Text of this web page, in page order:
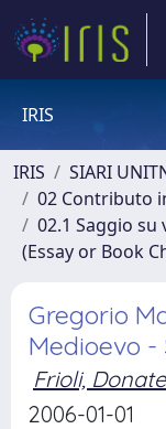
IRIS
IRIS
SIARI
02 Contributo
02.1 Saggio
(Essay or Book
Gregorio
Medioevo -
Frioli,
2006-01-01